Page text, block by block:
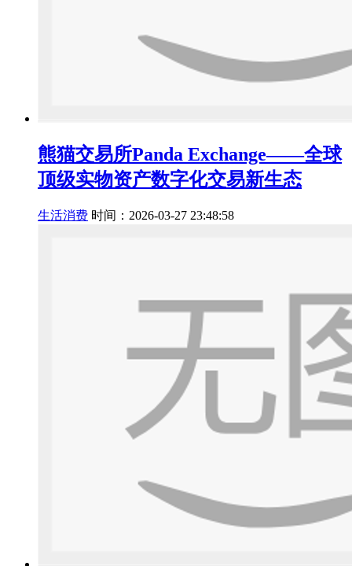
熊猫交易所Panda Exchange——全球
顶级实物资产数字化交易新生态
生活消费 时间：2026-03-27 23:48:58